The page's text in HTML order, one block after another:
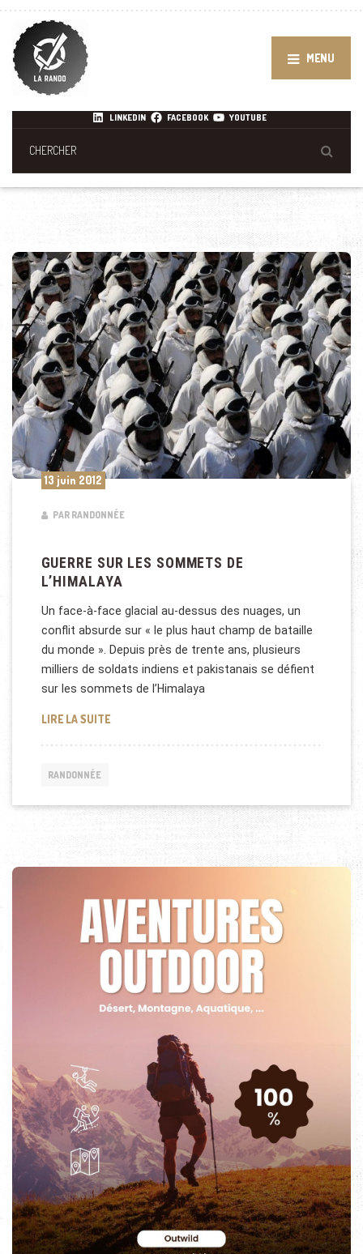
MENU
LINKEDIN FACEBOOK YOUTUBE
13 juin 2012
PAR RANDONNÉE
GUERRE SUR LES SOMMETS DE
L’HIMALAYA
Un face-à-face glacial au-dessus des nuages, un
conflit absurde sur « le plus haut champ de bataille
du monde ». Depuis près de trente ans, plusieurs
milliers de soldats indiens et pakistanais se défient
sur les sommets de l’Himalaya
LIRE LA SUITEGUERRE SUR LES SOMMETS DE L’HIMALAYA
RANDONNÉE